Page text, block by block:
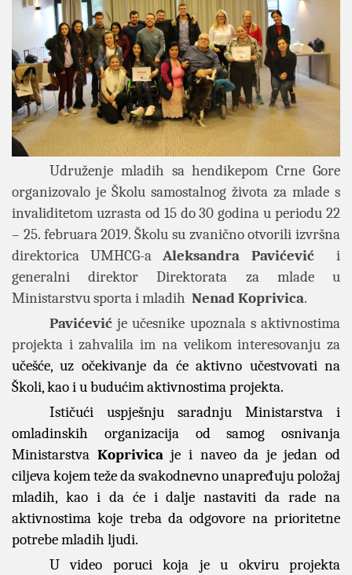
Udruženje mladih sa hendikepom Crne Gore
organizovalo je Školu samostalnog života za mlade s
invaliditetom uzrasta od 15 do 30 godina u periodu 22
– 25. februara 2019. Školu su zvanično otvorili izvršna
direktorica UMHCG-aAleksandra Pavićevići
generalni direktor Direktorata za mlade u
Ministarstvu sporta i mladih Nenad Koprivica.
Pavićevićje učesnike upoznala s aktivnostima
projekta i zahvalila im na velikom interesovanju za
učešće, uz očekivanje da će aktivno učestvovati na
Školi, kao i u budućim aktivnostima projekta.
Ističući uspješnju saradnju Ministarstva i
omladinskih organizacija od samog osnivanja
Ministarstva Koprivicaje i naveo da je jedan od
ciljeva kojem teže da svakodnevno unapređuju položaj
mladih, kao i da će i dalje nastaviti da rade na
aktivnostima koje treba da odgovore na prioritetne
potrebe mladih ljudi.
U video poruci koja je u okviru projekta